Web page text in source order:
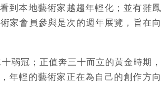
到本地藝術家越趨年輕化；並有雛鳳
家會員參與是次的週年展覽，旨在向
弱冠；正值奔三十而立的黃金時期，
年輕的藝術家正在為自己的創作方向